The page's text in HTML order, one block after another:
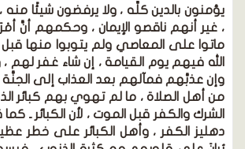
يؤمنون بالدين كلِّه ، ولا يرفضون شيئًا منه ،
، غير أنهم ناقصو الإيمان ، وحكمهم أنَّ
ماتوا على المعاصي ولم يتوبوا منها
الله فيهم يوم القيامة ، إن شاء غفر لهم
وإن عذبَّهم فمآلهم بعد العذاب إلى
من أهل الصلاة ، ما لم تهوي بهم كبائر
الشرك والكفر قبل الموت ، لأن الكبائر ـ
دهليز الكفر ، وأهل الكبائر على خطر